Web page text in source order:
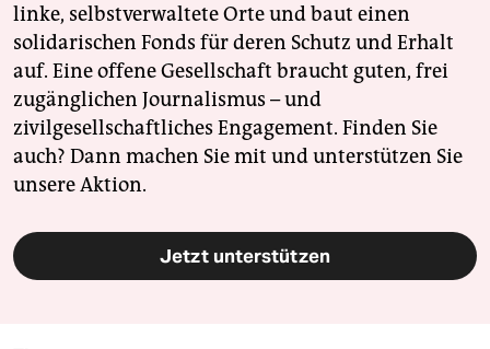
linke, selbstverwaltete Orte und baut einen
solidarischen Fonds für deren Schutz und Erhalt
auf. Eine offene Gesellschaft braucht guten, frei
zugänglichen Journalismus – und
zivilgesellschaftliches Engagement. Finden Sie
auch? Dann machen Sie mit und unterstützen Sie
unsere Aktion.
Jetzt unterstützen